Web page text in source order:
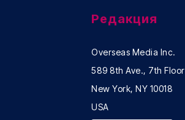
Редакция
Overseas Media Inc.
589 8th Ave., 7th Floor
New York, NY 10018
USA